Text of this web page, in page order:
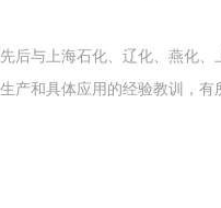
后与上海石化、辽化、燕化
产和具体应用的经验教训，